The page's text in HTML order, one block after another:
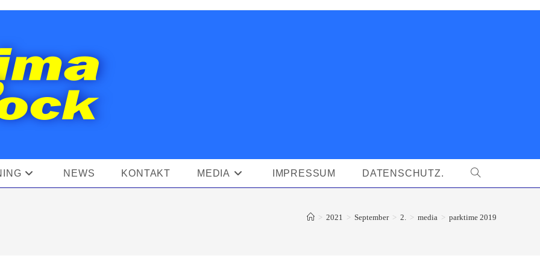
NEWS KONTAKT MEDIA IMPRESSUM DATENSCHUTZ. WEBSITE-
> 2021 > September > 2. > media > parktime 2019